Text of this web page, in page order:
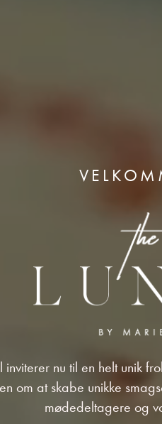
inviterer nu til en helt unik
om at skabe unikke
mødedeltagere og